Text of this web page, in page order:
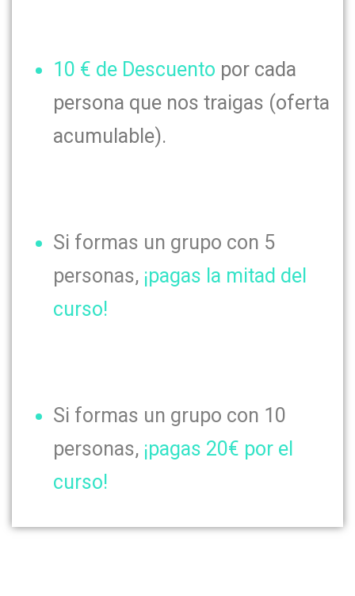
10 € de Descuento por cada
persona que nos traigas (oferta
acumulable).
Si formas un grupo con 5
personas, ¡pagas la mitad del
curso!
Si formas un grupo con 10
personas, ¡pagas 20€ por el
curso!